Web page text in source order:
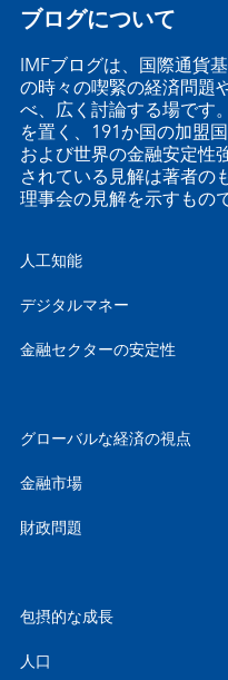
ブログについて
IMFブログは、国際通貨
の時々の喫緊の経済問題
べ、広く討論する場です
を置く、191か国の加盟
および世界の金融安定性
されている見解は著者の
理事会の見解を示すもの
人工知能
デジタルマネー
金融セクターの安定性
グローバルな経済の視点
金融市場
財政問題
包摂的な成長
人口